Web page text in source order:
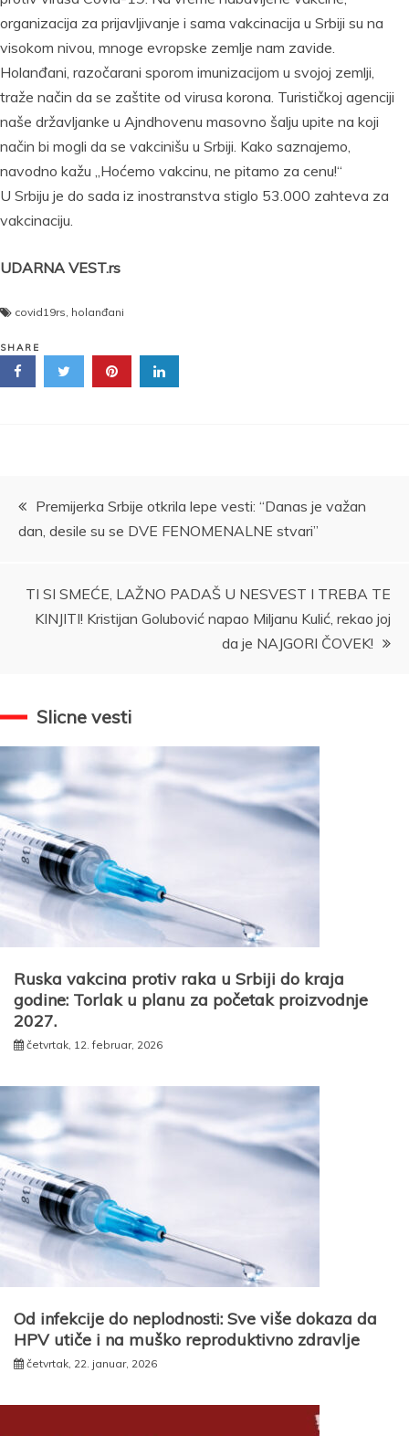
organizacija za prijavljivanje i sama vakcinacija u Srbiji su na
visokom nivou, mnoge evropske zemlje nam zavide.
Holanđani, razočarani sporom imunizacijom u svojoj zemlji,
traže način da se zaštite od virusa korona. Turističkoj agenciji
naše državljanke u Ajndhovenu masovno šalju upite na koji
način bi mogli da se vakcinišu u Srbiji. Kako saznajemo,
navodno kažu „Hoćemo vakcinu, ne pitamo za cenu!“
U Srbiju je do sada iz inostranstva stiglo 53.000 zahteva za
vakcinaciju.
UDARNA VEST.rs
covid19rs, holanđani
SHARE
Kretanje
članka
Premijerka Srbije otkrila lepe vesti: “Danas je važan
dan, desile su se DVE FENOMENALNE stvari”
TI SI SMEĆE, LAŽNO PADAŠ U NESVEST I TREBA TE
KINJITI! Kristijan Golubović napao Miljanu Kulić, rekao joj
da je NAJGORI ČOVEK!
Slicne vesti
Ruska vakcina protiv raka u Srbiji do kraja
godine: Torlak u planu za početak proizvodnje
2027.
četvrtak, 12. februar, 2026
Od infekcije do neplodnosti: Sve više dokaza da
HPV utiče i na muško reproduktivno zdravlje
četvrtak, 22. januar, 2026